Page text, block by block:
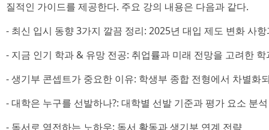
질적인 가이드를 제공한다. 주요 강의 내용은 다음과 같다.
- 최신 입시 동향 3가지 깔끔 정리: 2025년 대입 제도 변화 사
- 지금 인기 학과 & 유망 전공: 취업률과 미래 전망을 고려한
- 생기부 콘셉트가 중요한 이유: 학생부 종합 전형에서 차별화
- 대학은 누구를 선발하나?: 대학별 선발 기준과 평가 요소 분석
- 독서로 역전하는 노하우: 독서 활동과 생기부 연계 전략